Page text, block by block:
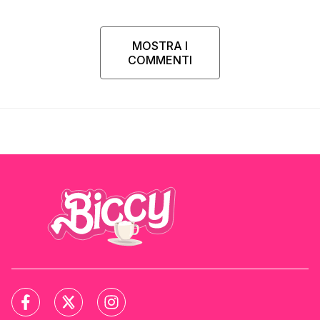
MOSTRA I
COMMENTI